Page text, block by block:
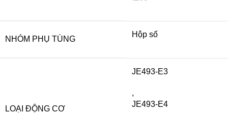
NHÓM PHỤ TÙNG
Hộp số
LOẠI ĐỘNG CƠ
JE493-E3
,
JE493-E4